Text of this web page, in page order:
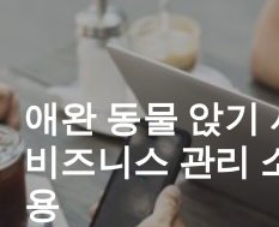
애완 동물 앉기
비즈니스 관리
용